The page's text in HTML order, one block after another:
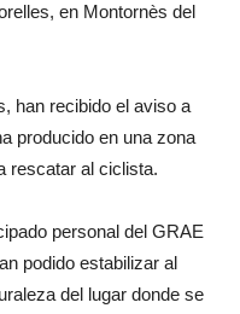
en Montornès del
han recibido el aviso a
producido en una zona
rescatar al ciclista.
personal del GRAE
podido estabilizar al
del lugar donde se